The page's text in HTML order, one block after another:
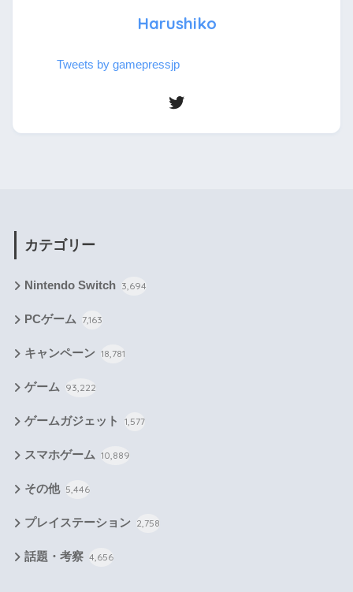
Harushiko
Tweets by gamepressjp
カテゴリー
Nintendo Switch 3,694
PCゲーム 7,163
キャンペーン 18,781
ゲーム 93,222
ゲームガジェット 1,577
スマホゲーム 10,889
その他 5,446
プレイステーション 2,758
話題・考察 4,656